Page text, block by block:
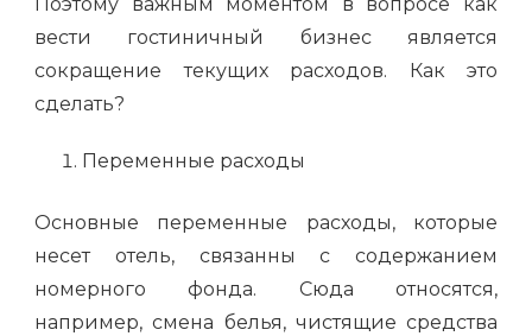
Поэтому важным моментом в вопросе как
вести гостиничный бизнес является
сокращение текущих расходов. Как это
сделать?
Переменные расходы
Основные переменные расходы, которые
несет отель, связанны с содержанием
номерного фонда. Сюда относятся,
например, смена белья, чистящие средства